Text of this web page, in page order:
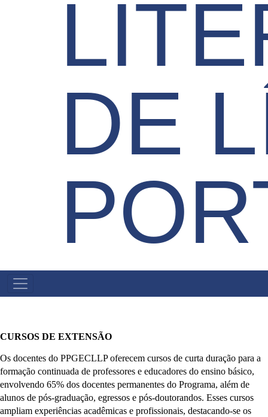
DE
MAIN
MENU
CURSOS DE EXTENSÃO
Os docentes do PPGECLLP oferecem cursos de curta duração para a
formação continuada de professores e educadores do ensino básico,
envolvendo 65% dos docentes permanentes do Programa, além de
alunos de pós-graduação, egressos e pós-doutorandos. Esses cursos
ampliam experiências acadêmicas e profissionais, destacando-se os